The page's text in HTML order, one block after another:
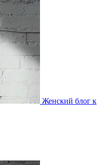
Женский блог к